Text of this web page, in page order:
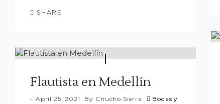
SHARE
Flautista en Medellín
April 25, 2021 By Chucho Sierra
Bodas y